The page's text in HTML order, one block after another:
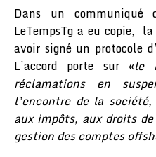
Dans un communiqué
LeTempsTg a eu copie,
avoir signé un protocole
L’accord porte sur «le
réclamations en
l’encontre de la
aux impôts, aux droits
gestion des comptes